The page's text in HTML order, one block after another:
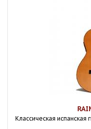
Классическая испанская